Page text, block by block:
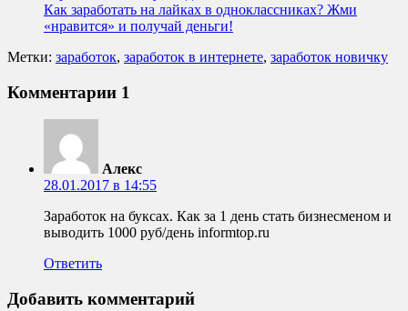
Как заработать на лайках в одноклассниках? Жми
«нравится» и получай деньги!
Метки: заработок, заработок в интернете, заработок новичку
Комментарии 1
Алекс
28.01.2017 в 14:55
Заработок на буксах. Как за 1 день стать бизнесменом и
выводить 1000 руб/день informtop.ru
Ответить
Добавить комментарий